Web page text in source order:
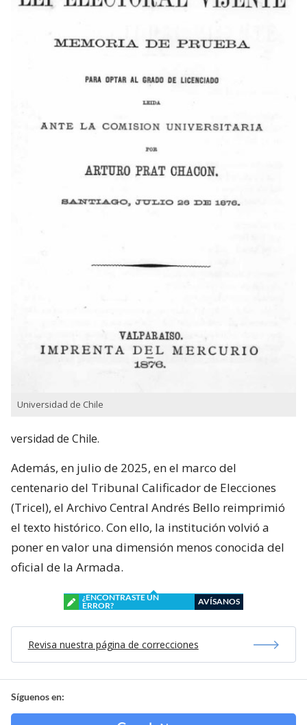
Universidad de Chile
versidad de Chile.
Además, en julio de 2025, en el marco del
centenario del Tribunal Calificador de Elecciones
(Tricel), el Archivo Central Andrés Bello reimprimió
el texto histórico. Con ello, la institución volvió a
poner en valor una dimensión menos conocida del
oficial de la Armada.
¿ENCONTRASTE UN
ERROR?
AVÍSANOS
Revisa nuestra página de correcciones
Síguenos en: